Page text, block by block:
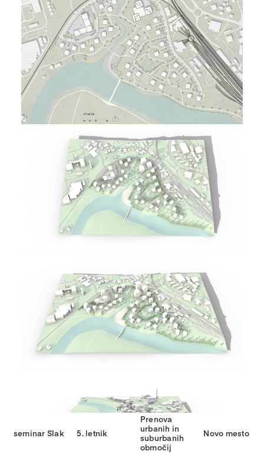
seminar Slak 5. letnik
Prenova
urbanih in
suburbanih
območij
Novo mesto